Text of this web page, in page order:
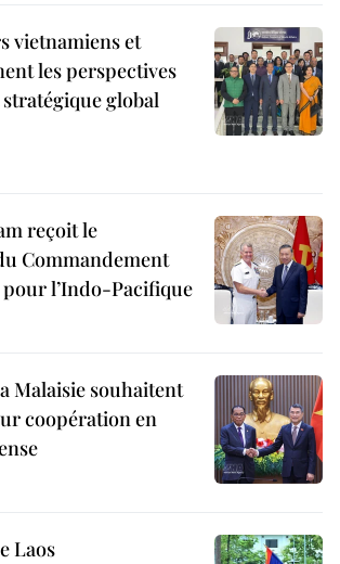
vietnamiens et
les perspectives
global
reçoit le
Commandement
l’Indo-Pacifique
Malaisie souhaitent
coopération en
Laos